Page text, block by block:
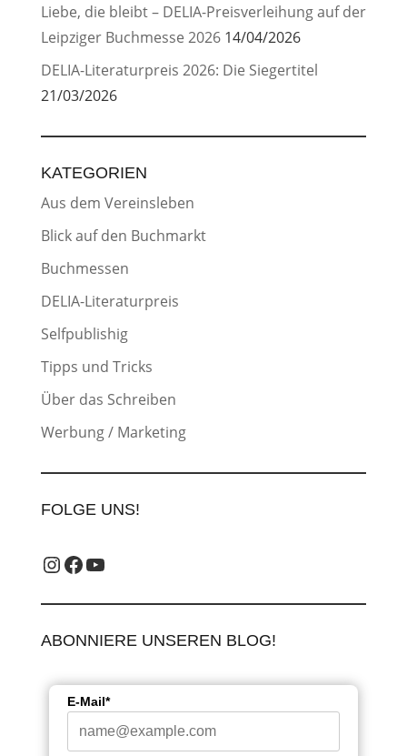
Liebe, die bleibt – DELIA-Preisverleihung auf der
Leipziger Buchmesse 2026 14/04/2026
DELIA-Literaturpreis 2026: Die Siegertitel
21/03/2026
KATEGORIEN
Aus dem Vereinsleben
Blick auf den Buchmarkt
Buchmessen
DELIA-Literaturpreis
Selfpublishig
Tipps und Tricks
Über das Schreiben
Werbung / Marketing
FOLGE UNS!
Instagram_label
Facebook-LabelYouTube-Label
ABONNIERE UNSEREN BLOG!
E-Mail*